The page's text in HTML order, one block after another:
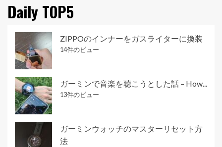
Daily TOP5
ZIPPOのインナーをガスライターに換装
14件のビュー
ガーミンで音楽を聴こうとした話 – How...
13件のビュー
ガーミンウォッチのマスターリセット方
法